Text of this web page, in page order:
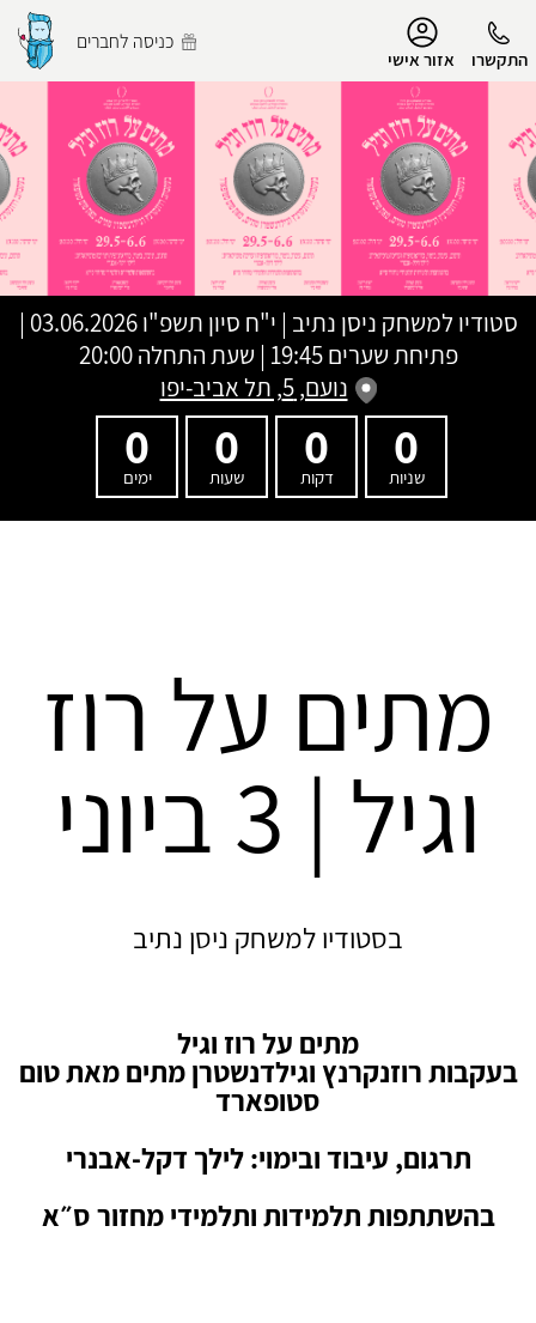
התקשרו אזור אישי
כניסה לחברים
הפרופיל שלי
התנתק
סטודיו למשחק ניסן נתיב | י"ח סיון תשפ"ו
03.06.2026 |
פתיחת שערים 19:45 | שעת התחלה 20:00
נועם, 5, תל אביב-יפו
0
שניות
0
דקות
0
שעות
0
ימים
מתים על רוז
וגיל | 3 ביוני
בסטודיו למשחק ניסן נתיב
מתים על רוז וגיל
בעקבות רוזנקרנץ וגילדנשטרן מתים מאת טום
סטופארד
תרגום, עיבוד ובימוי: לילך דקל-אבנרי
בהשתתפות תלמידות ותלמידי מחזור ס״א